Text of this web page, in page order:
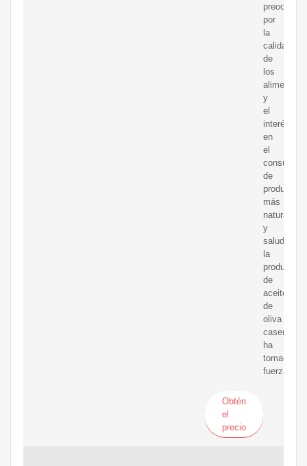
por
la
calidad
de
los
alimentos
y
el
interés
en
el
consumo
de
productos
más
naturales
y
la
producción
de
aceite
de
oliva
casero
ha
tomado
fuerza.
Obtén
el
precio